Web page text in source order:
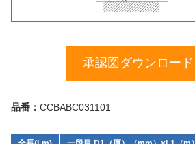
承認図ダウンロード
品番： CCBABC031101